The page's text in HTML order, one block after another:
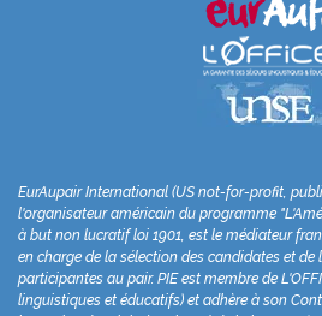
EurAupair International (US not-for-profit,
l'organisateur américain du programme
à but non lucratif loi 1901, est le médiateur
en charge de la sélection des candidates et de
participantes au pair. PIE est membre de
linguistiques et éducatifs) et adhère à son